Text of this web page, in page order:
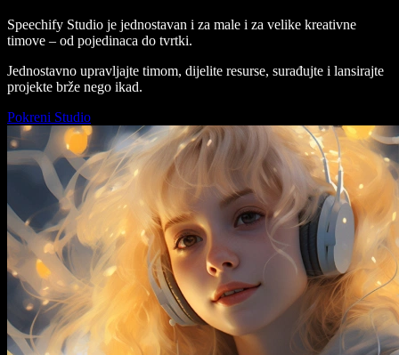
Speechify Studio je jednostavan i za male i za velike kreativne
timove – od pojedinaca do tvrtki.
Jednostavno upravljajte timom, dijelite resurse, surađujte i lansirajte
projekte brže nego ikad.
Pokreni Studio